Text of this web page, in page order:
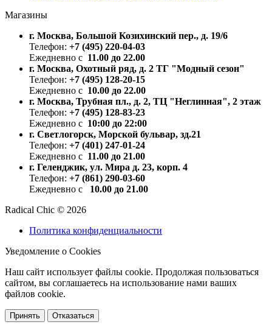
Магазины
г. Москва, Большой Козихинский пер., д. 19/6
Телефон: +7 (495) 220-04-03
Ежедневно с 11.00 до 22.00
г. Москва, Охотный ряд, д. 2 ТГ "Модный сезон"
Телефон: +7 (495) 128-20-15
Ежедневно с 10.00 до 22.00
г. Москва, Трубная пл., д. 2, ТЦ "Неглинная", 2 этаж
Телефон: +7 (495) 128-83-23
Ежедневно с 10:00 до 22:00
г. Светлогорск, Морской бульвар, зд.21
Телефон: +7 (401) 247-01-24
Ежедневно с 11.00 до 21.00
г. Геленджик, ул. Мира д. 23, корп. 4
Телефон: +7 (861) 290-03-60
Ежедневно с 10.00 до 21.00
Radical Chic © 2026
Политика конфиденциальности
Уведомление о Cookies
Наш сайт использует файлы cookie. Продолжая пользоваться
сайтом, вы соглашаетесь на использование нами ваших
файлов cookie.
Принять Отказаться